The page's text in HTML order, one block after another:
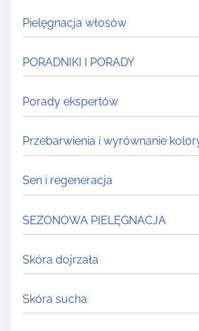
Pielęgnacja włosów
PORADNIKI I PORADY
Porady ekspertów
Przebarwienia i wyrównanie
Sen i regeneracja
SEZONOWA PIELĘGNACJA
Skóra dojrzała
Skóra sucha